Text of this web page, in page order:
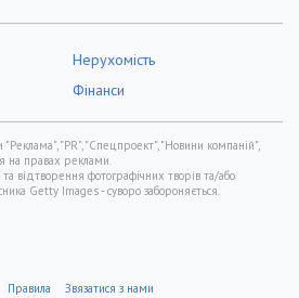
Нерухомість
Фінанси
"PR", "Спецпроект", "Новини компаній",
на правах реклами.
відтворення фотографічних творів та/або
Getty Images - суворо забороняється.
Правила
Звязатися з нами